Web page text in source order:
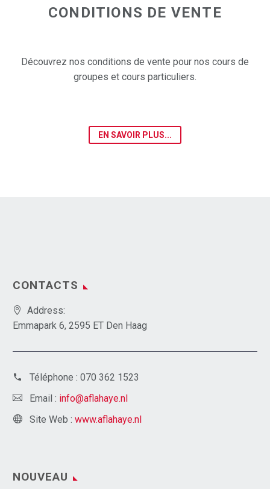
CONDITIONS DE VENTE
Découvrez nos conditions de vente pour nos cours de
groupes et cours particuliers.
EN SAVOIR PLUS...
CONTACTS
Address:
Emmapark 6, 2595 ET Den Haag
Téléphone : 070 362 1523
Email : info@aflahaye.nl
Site Web : www.aflahaye.nl
NOUVEAU